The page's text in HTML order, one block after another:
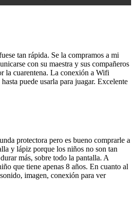
tan rápida. Se la compramos a mi
con su maestra y sus compañeros
la cuarentena. La conexión a Wifi
puede usarla para juagar. Excelente
protectora pero es bueno comprarle a
y lápiz porque los niños no son tan
más, sobre todo la pantalla. A
que tiene apenas 8 años. En cuanto al
imagen, conexión para ver